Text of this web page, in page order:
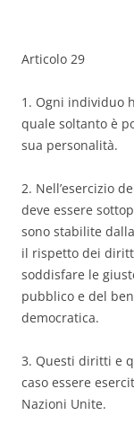
Articolo 29
1. Ogni individuo
quale soltanto è
sua personalità.
2. Nell’esercizio
deve essere
sono stabilite
il rispetto dei
soddisfare le
pubblico e del
democratica.
3. Questi diritti e
caso essere
Nazioni Unite.